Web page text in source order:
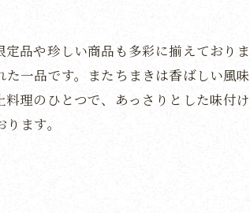
品や珍しい商品も多彩に揃えており
一品です。またちまきは香ばしい風
理のひとつで、あっさりとした味付
ます。